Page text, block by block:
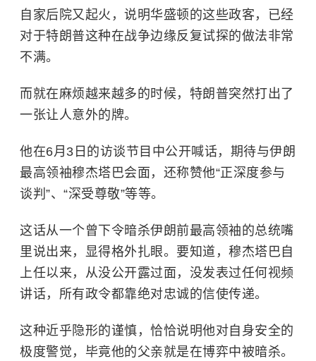
自家后院又起火，说明华盛顿的这些政客，已经
对于特朗普这种在战争边缘反复试探的做法非常
不满。
而就在麻烦越来越多的时候，特朗普突然打出了
一张让人意外的牌。
他在6月3日的访谈节目中公开喊话，期待与伊朗
最高领袖穆杰塔巴会面，还称赞他“正深度参与
谈判”、“深受尊敬”等等。
这话从一个曾下令暗杀伊朗前最高领袖的总统嘴
里说出来，显得格外扎眼。要知道，穆杰塔巴自
上任以来，从没公开露过面，没发表过任何视频
讲话，所有政令都靠绝对忠诚的信使传递。
这种近乎隐形的谨慎，恰恰说明他对自身安全的
极度警觉，毕竟他的父亲就是在博弈中被暗杀。